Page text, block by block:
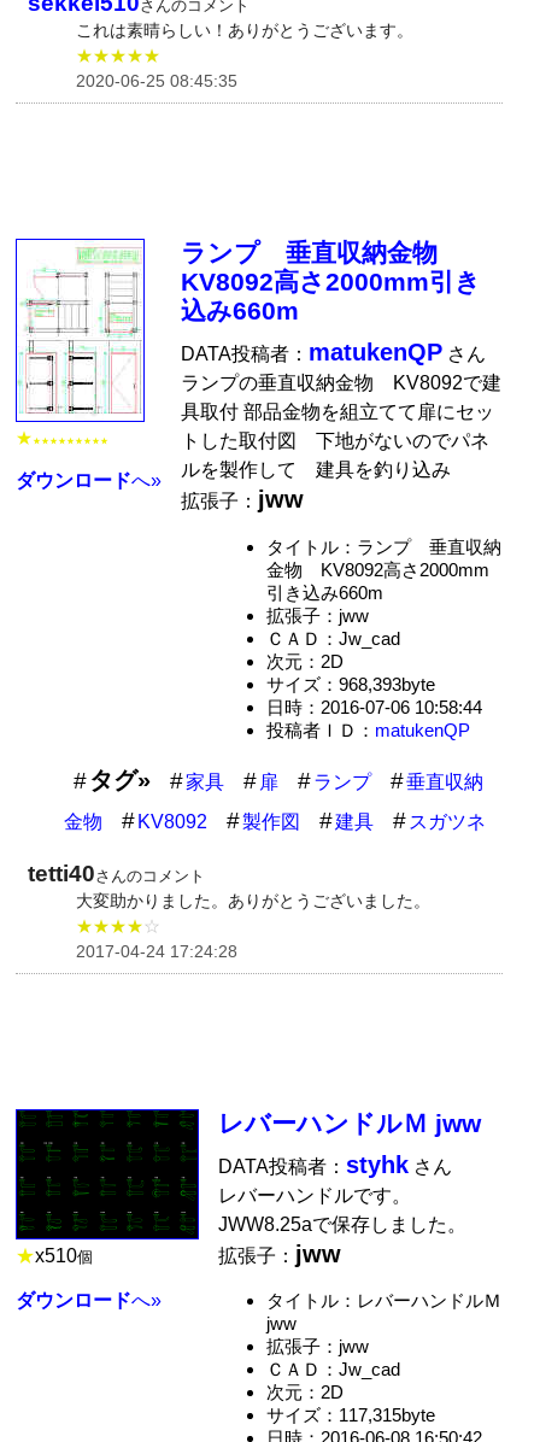
さんのコメント
これは素晴らしい！ありがとうございます。
★★★★★
2020-06-25 08:45:35
★ ★★★★★★★★★
ダウンロードへ»
ランプ 垂直収納金物
KV8092高さ2000mm引き
込み660m
DATA投稿者： matukenQP さん
ランプの垂直収納金物 KV8092で建
具取付 部品金物を組立てて扉にセッ
トした取付図 下地がないのでパネ
ルを製作して 建具を釣り込み
拡張子： jww
タイトル：ランプ 垂直収納
金物 KV8092高さ2000mm
引き込み660m
拡張子：jww
ＣＡＤ：Jw_cad
次元：2D
サイズ：968,393byte
日時：2016-07-06 10:58:44
投稿者ＩＤ： matukenQP
タグ» 家具 扉 ランプ
垂直収納
金物
KV8092 製作図 建具 スガツネ
tetti40さんのコメント
大変助かりました。ありがとうございました。
★★★★☆
2017-04-24 17:24:28
★x510個
ダウンロードへ»
レバーハンドルＭ jww
DATA投稿者：styhk さん
レバーハンドルです。
JWW8.25aで保存しました。
拡張子： jww
タイトル：レバーハンドルＭ
jww
拡張子：jww
ＣＡＤ：Jw_cad
次元：2D
サイズ：117,315byte